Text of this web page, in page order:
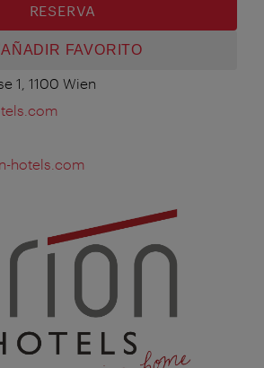
RESERVA
AÑADIR FAVORITO
1, 1100 Wien
hotels.com